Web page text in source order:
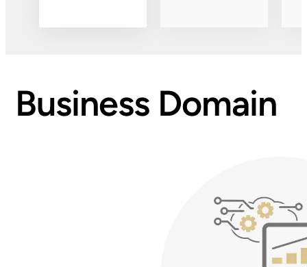
Business Domain